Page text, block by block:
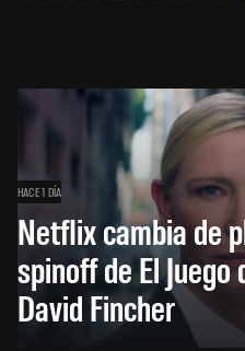
HACE 1 DÍA
Netflix cambia de
spinoff de El Juego
David Fincher